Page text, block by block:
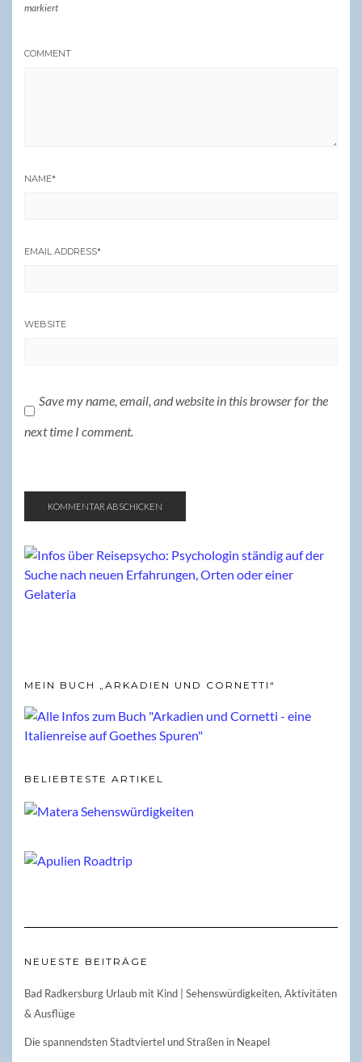
markiert
COMMENT
NAME*
EMAIL ADDRESS*
WEBSITE
Save my name, email, and website in this browser for the
next time I comment.
MEIN BUCH „ARKADIEN UND CORNETTI“
BELIEBTESTE ARTIKEL
NEUESTE BEITRÄGE
Bad Radkersburg Urlaub mit Kind | Sehenswürdigkeiten, Aktivitäten
& Ausflüge
Die spannendsten Stadtviertel und Straßen in Neapel